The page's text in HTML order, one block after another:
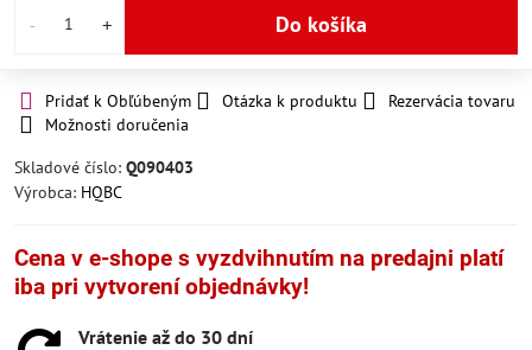
Do košíka
Pridať k Obľúbeným Otázka k produktu
Rezervácia tovaru
Možnosti doručenia
Skladové číslo: Q090403
Výrobca: HQBC
Cena v e-shope s vyzdvihnutím na predajni platí
iba pri vytvorení objednávky!
Vrátenie až do 30 dní